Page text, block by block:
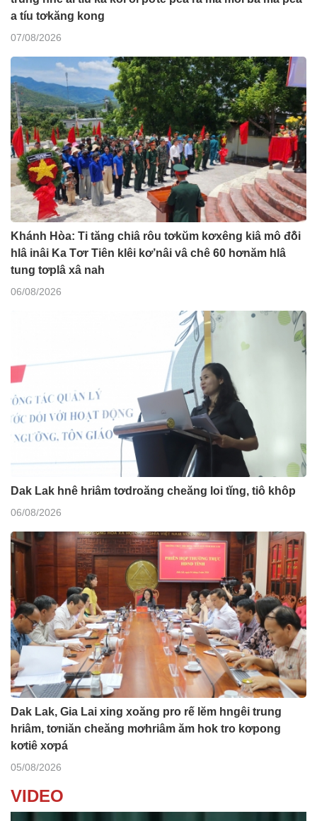
a tíu tơkăng kong
07/08/2026
Khánh Hòa: Ti tăng chiâ rôu tơkŭm kơxêng kiâ mô đô̆i
hlâ inâi Ka Tơr Tiên klêi kơ’nâi vâ chê 60 hơnăm hlâ
tung tơplâ xâ nah
06/08/2026
Dak Lak hnê hriâm tơdroăng cheăng loi tĭng, tiô khôp
06/08/2026
Dak Lak, Gia Lai xing xoăng pro rế lĕm hngêi trung
hriâm, tơniăn cheăng mơhriâm ăm hok tro kơpong
kơtiê xơpá
05/08/2026
VIDEO